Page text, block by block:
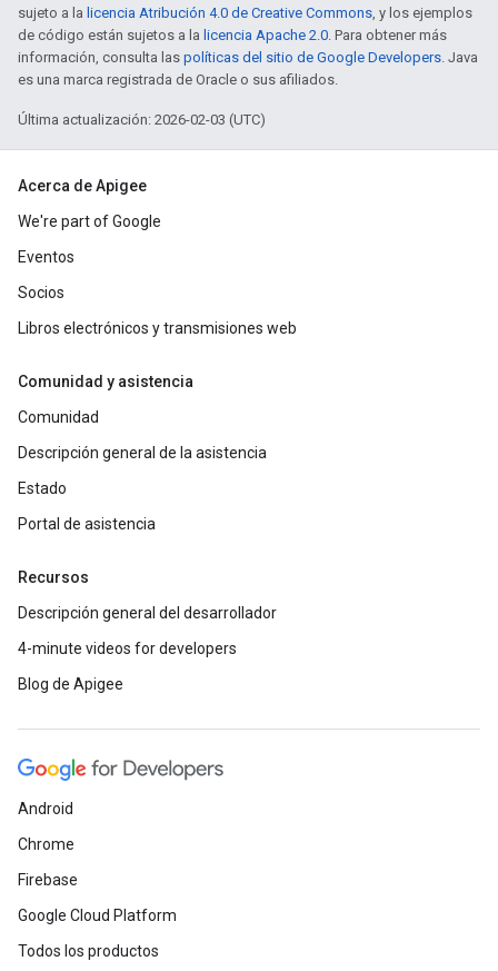
sujeto a la licencia Atribución 4.0 de Creative Commons, y los ejemplos
de código están sujetos a la licencia Apache 2.0. Para obtener más
información, consulta las políticas del sitio de Google Developers. Java
es una marca registrada de Oracle o sus afiliados.
Última actualización: 2026-02-03 (UTC)
Acerca de Apigee
We're part of Google
Eventos
Socios
Libros electrónicos y transmisiones web
Comunidad y asistencia
Comunidad
Descripción general de la asistencia
Estado
Portal de asistencia
Recursos
Descripción general del desarrollador
4-minute videos for developers
Blog de Apigee
Android
Chrome
Firebase
Google Cloud Platform
Todos los productos